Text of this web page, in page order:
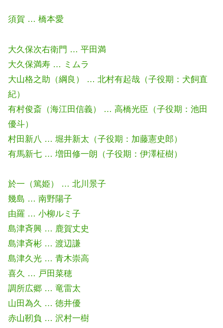
須賀 … 橋本愛
大久保次右衛門 … 平田満
大久保満寿 … ミムラ
大山格之助（綱良） … 北村有起哉（子役期：犬飼直
紀）
有村俊斎（海江田信義） … 高橋光臣（子役期：池田
優斗）
村田新八 … 堀井新太（子役期：加藤憲史郎）
有馬新七 … 増田修一朗（子役期：伊澤柾樹）
於一（篤姫） … 北川景子
幾島 … 南野陽子
由羅 … 小柳ルミ子
島津斉興 … 鹿賀丈史
島津斉彬 … 渡辺謙
島津久光 … 青木崇高
喜久 … 戸田菜穂
調所広郷 … 竜雷太
山田為久 … 徳井優
赤山靭負 … 沢村一樹